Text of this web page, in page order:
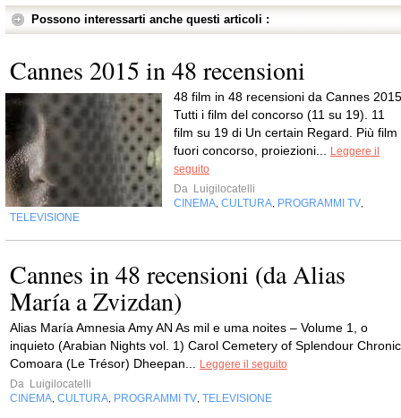
Possono interessarti anche questi articoli :
Cannes 2015 in 48 recensioni
48 film in 48 recensioni da Cannes
Tutti i film del concorso (11 su 19). 11
film su 19 di Un certain Regard. Più film
fuori concorso, proiezioni...
Leggere il
seguito
Da Luigilocatelli
CINEMA CULTURA PROGRAMMI TV
TELEVISIONE
Cannes in 48 recensioni (da Alias
María a Zvizdan)
Alias María Amnesia Amy AN As mil e uma noites – Volume 1, o
inquieto (Arabian Nights vol. 1) Carol Cemetery of Splendour Chronic
Comoara (Le Trésor) Dheepan...
Leggere il seguito
Da Luigilocatelli
CINEMA CULTURA PROGRAMMI TV TELEVISIONE